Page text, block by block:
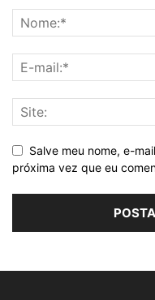
Salve meu nome, e-
próxima vez que eu